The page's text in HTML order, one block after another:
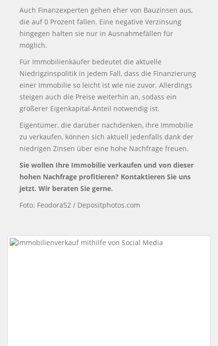
Auch Finanzexperten gehen eher von Bauzinsen aus,
die auf 0 Prozent fallen. Eine negative Verzinsung
hingegen halten sie nur in Ausnahmefällen für
möglich.
Für Immobilienkäufer bedeutet die aktuelle
Niedrigzinspolitik in jedem Fall, dass die Finanzierung
einer Immobilie so leicht ist wie nie zuvor. Allerdings
steigen auch die Preise weiterhin an, sodass ein
größerer Eigenkapital-Anteil notwendig ist.
Eigentümer, die darüber nachdenken, ihre Immobilie
zu verkaufen, können sich aktuell jedenfalls dank der
niedrigen Zinsen über eine hohe Nachfrage freuen.
Sie wollen Ihre Immobilie verkaufen und von dieser
hohen Nachfrage profitieren? Kontaktieren Sie uns
jetzt. Wir beraten Sie gerne.
Foto: Feodora52 / Depositphotos.com